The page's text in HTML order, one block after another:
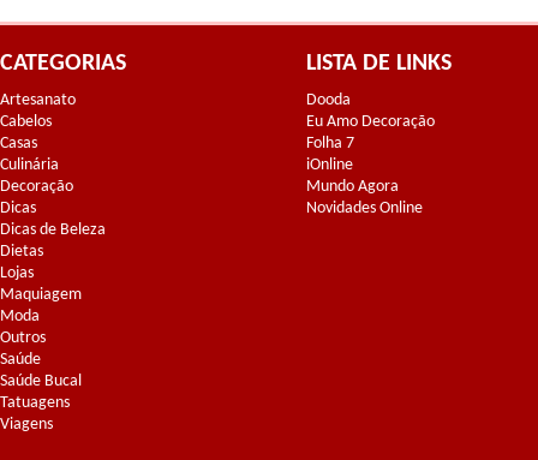
CATEGORIAS
Artesanato
Cabelos
Casas
Culinária
Decoração
Dicas
Dicas de Beleza
Dietas
Lojas
Maquiagem
Moda
Outros
Saúde
Saúde Bucal
Tatuagens
Viagens
LISTA DE LINKS
Dooda
Eu Amo Decoração
Folha 7
iOnline
Mundo Agora
Novidades Online